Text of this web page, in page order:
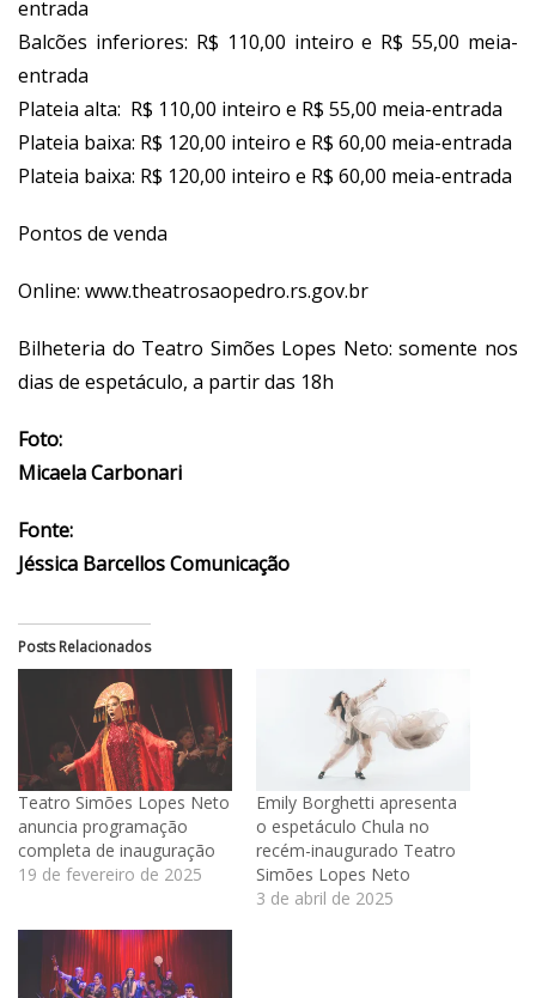
entrada
Balcões inferiores: R$ 110,00 inteiro e R$ 55,00 meia-
entrada
Plateia alta: R$ 110,00 inteiro e R$ 55,00 meia-entrada
Plateia baixa: R$ 120,00 inteiro e R$ 60,00 meia-entrada
Plateia baixa: R$ 120,00 inteiro e R$ 60,00 meia-entrada
Pontos de venda
Online: www.theatrosaopedro.rs.gov.br
Bilheteria do Teatro Simões Lopes Neto: somente nos
dias de espetáculo, a partir das 18h
Foto:
Micaela Carbonari
Fonte:
Jéssica Barcellos Comunicação
Posts Relacionados
Teatro Simões Lopes Neto
anuncia programação
completa de inauguração
19 de fevereiro de 2025
Emily Borghetti apresenta
o espetáculo Chula no
recém-inaugurado Teatro
Simões Lopes Neto
3 de abril de 2025